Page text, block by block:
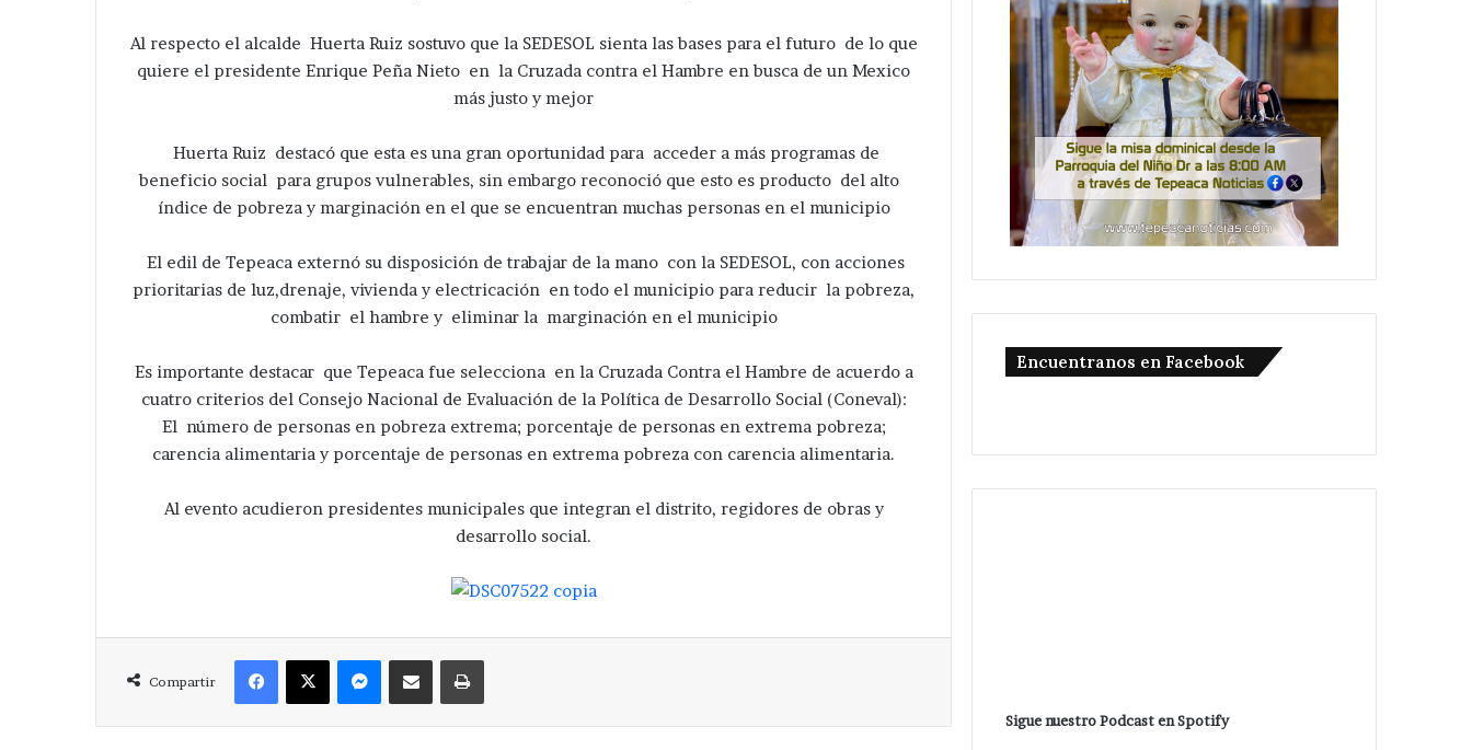
Al respecto el alcalde Huerta Ruiz sostuvo que la SEDESOL sienta las bases para el futuro de lo que
quiere el presidente Enrique Peña Nieto en la Cruzada contra el Hambre en busca de un Mexico
más justo y mejor
Huerta Ruiz destacó que esta es una gran oportunidad para acceder a más programas de
beneficio social para grupos vulnerables, sin embargo reconoció que esto es producto del alto
índice de pobreza y marginación en el que se encuentran muchas personas en el municipio
El edil de Tepeaca externó su disposición de trabajar de la mano con la SEDESOL, con acciones
prioritarias de luz,drenaje, vivienda y electricación en todo el municipio para reducir la pobreza,
combatir el hambre y eliminar la marginación en el municipio
Es importante destacar que Tepeaca fue selecciona en la Cruzada Contra el Hambre de acuerdo a
cuatro criterios del Consejo Nacional de Evaluación de la Política de Desarrollo Social (Coneval):
El número de personas en pobreza extrema; porcentaje de personas en extrema pobreza;
carencia alimentaria y porcentaje de personas en extrema pobreza con carencia alimentaria.
Al evento acudieron presidentes municipales que integran el distrito, regidores de obras y
desarrollo social.
Compartir
Facebook
X MessengerCompartir via CorreoImprimir
Encuentranos en Facebook
Sigue nuestro Podcast en Spotify